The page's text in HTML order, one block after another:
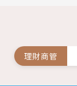
理財商管